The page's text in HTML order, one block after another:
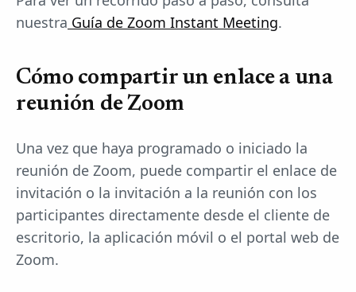
nuestra Guía de Zoom Instant Meeting.
Cómo compartir un enlace a una
reunión de Zoom
Una vez que haya programado o iniciado la
reunión de Zoom, puede compartir el enlace de
invitación o la invitación a la reunión con los
participantes directamente desde el cliente de
escritorio, la aplicación móvil o el portal web de
Zoom.